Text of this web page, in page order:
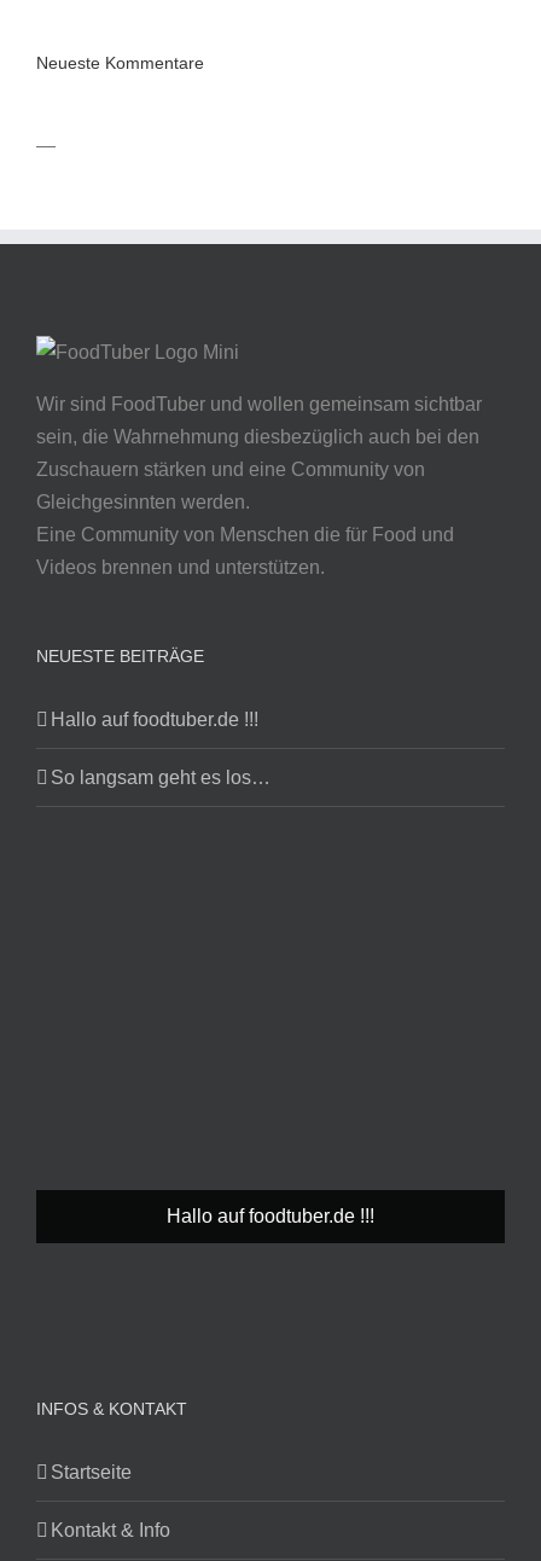
Neueste Kommentare
—
Wir sind FoodTuber und wollen gemeinsam sichtbar
sein, die Wahrnehmung diesbezüglich auch bei den
Zuschauern stärken und eine Community von
Gleichgesinnten werden.
Eine Community von Menschen die für Food und
Videos brennen und unterstützen.
NEUESTE BEITRÄGE
Hallo auf foodtuber.de !!!
So langsam geht es los…
Hallo auf foodtuber.de !!!
INFOS & KONTAKT
Startseite
Kontakt & Info